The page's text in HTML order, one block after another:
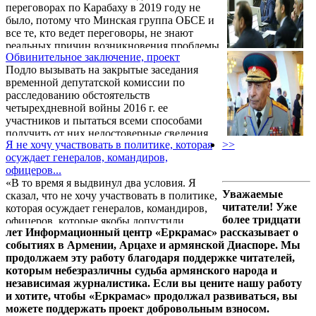
Армении, в прошлом заместитель
начальника Главного штаба Сухопутных
войск ВС СССР, генерал-лейтенант Норат
Тер-Григорянц.
переговорах по Карабаху в 2019 году не
было, потому что Минская группа ОБСЕ и
все те, кто ведет переговоры, не знают
реальных причин возникновения проблемы
и по какому пути нужно двигаться вперед, к
каким решениям прийти. Об этом Tert.am
заявил генерал-лейтенант Норат Тер-
Григорянц.
Обвинительное заключение, проект
Подло вызывать на закрытые заседания
временной депутатской комиссии по
расследованию обстоятельств
четырехдневной войны 2016 г. ее
участников и пытаться всеми способами
получить от них недостоверные сведения.
Например, о том, что в дни агрессии
Азербайджана по всей длине линии
соприкосновения в Арцахе у армянских
солдат якобы не хватало патронов, что на
передовой солдаты от голода ели траву, что
баки горючего боевой техники были пусты.
Я не хочу участвовать в политике, которая
осуждает генералов, командиров,
офицеров...
«В то время я выдвинул два условия. Я
сказал, что не хочу участвовать в политике,
которая осуждает генералов, командиров,
офицеров, которые якобы допустили
ошибки. Естественно, на фронте также
бывают ошибки, но они не криминальны,
ситуация была такая.
>>
Уважаемые
читатели! Уже
более тридцати
лет Информационный центр «Еркрамас» рассказывает о
событиях в Армении, Арцахе и армянской Диаспоре. Мы
продолжаем эту работу благодаря поддержке читателей,
которым небезразличны судьба армянского народа и
независимая журналистика. Если вы цените нашу работу
и хотите, чтобы «Еркрамас» продолжал развиваться, вы
можете поддержать проект добровольным взносом.